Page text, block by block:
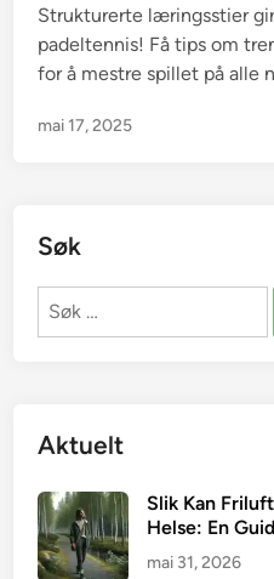
n
Strukturerte læringsstier
padeltennis! Få tips om
for å mestre spillet på alle
mai 17, 2025
Søk
Søk
Aktuelt
Slik Kan
Helse: En
mai 31, 2026